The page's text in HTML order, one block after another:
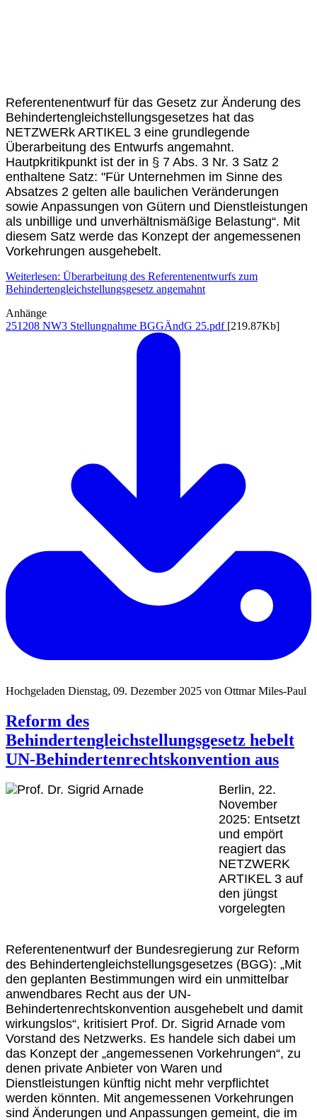
Referentenentwurf für das Gesetz zur Änderung des
Behindertengleichstellungsgesetzes hat das
NETZWERk ARTIKEL 3 eine grundlegende
Überarbeitung des Entwurfs angemahnt.
Hautpkritikpunkt ist der in § 7 Abs. 3 Nr. 3 Satz 2
enthaltene Satz: "Für Unternehmen im Sinne des
Absatzes 2 gelten alle baulichen Veränderungen
sowie Anpassungen von Gütern und Dienstleistungen
als unbillige und unverhältnismäßige Belastung“. Mit
diesem Satz werde das Konzept der angemessenen
Vorkehrungen ausgehebelt.
Weiterlesen: Überarbeitung des Referentenentwurfs zum
Behindertengleichstellungsgesetz angemahnt
Anhänge
251208 NW3 Stellungnahme BGGÄndG 25.pdf [219.87Kb]
Hochgeladen Dienstag, 09. Dezember 2025 von Ottmar Miles-Paul
Reform des
Behindertengleichstellungsgesetz hebelt
UN-Behindertenrechtskonvention aus
Berlin, 22.
November
2025: Entsetzt
und empört
reagiert das
NETZWERK
ARTIKEL 3 auf
den jüngst
vorgelegten
Referentenentwurf der Bundesregierung zur Reform
des Behindertengleichstellungsgesetzes (BGG): „Mit
den geplanten Bestimmungen wird ein unmittelbar
anwendbares Recht aus der UN-
Behindertenrechtskonvention ausgehebelt und damit
wirkungslos“, kritisiert Prof. Dr. Sigrid Arnade vom
Vorstand des Netzwerks. Es handele sich dabei um
das Konzept der „angemessenen Vorkehrungen“, zu
denen private Anbieter von Waren und
Dienstleistungen künftig nicht mehr verpflichtet
werden könnten. Mit angemessenen Vorkehrungen
sind Änderungen und Anpassungen gemeint, die im